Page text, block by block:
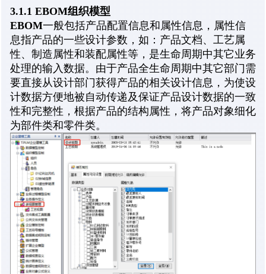
3.1.1 EBOM组织模型
EBOM一般包括产品配置信息和属性信息，属性信
息指产品的一些设计参数，如：产品文档、工艺属
性、制造属性和装配属性等，是生命周期中其它业务
处理的输入数据。由于产品全生命周期中其它部门需
要直接从设计部门获得产品的相关设计信息，为使设
计数据方便地被自动传递及保证产品设计数据的一致
性和完整性，根据产品的结构属性，将产品对象细化
为部件类和零件类。